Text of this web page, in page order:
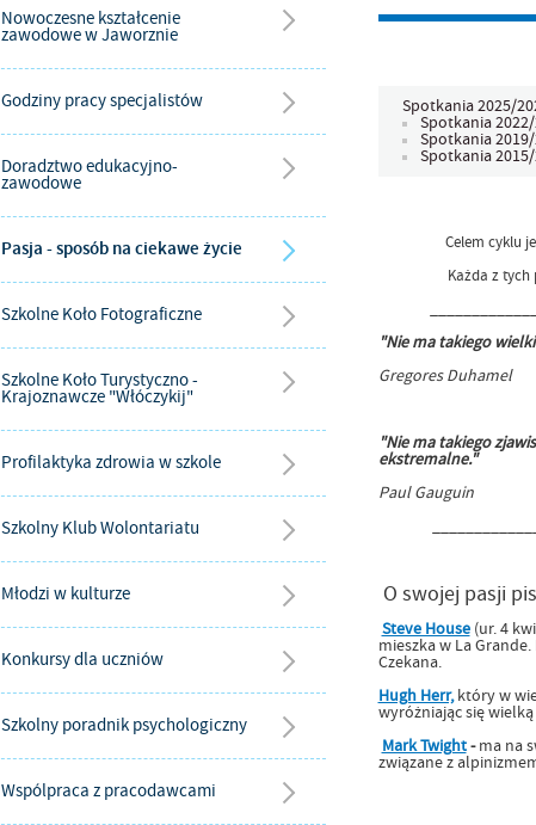
Nowoczesne kształcenie
zawodowe w Jaworznie
Godziny pracy specjalistów
Doradztwo edukacyjno-
zawodowe
Pasja - sposób na ciekawe życie
Szkolne Koło Fotograficzne
Szkolne Koło Turystyczno -
Krajoznawcze "Włóczykij"
Profilaktyka zdrowia w szkole
Szkolny Klub Wolontariatu
Młodzi w kulturze
Konkursy dla uczniów
Szkolny poradnik psychologiczny
Wspólpraca z pracodawcami
Spotkania 2025/
Spotkania
Spotkania
Spotkania
Celem cyklu
Każda z
"Nie ma takiego
Gregores Duhamel
"Nie ma takiego
ekstremalne."
Paul Gauguin
O swojej pasji
Steve House(ur. 4
mieszka w La
Czekana.
Hugh Herr,który w
wyróżniając się
Mark Twight-ma na
związane z